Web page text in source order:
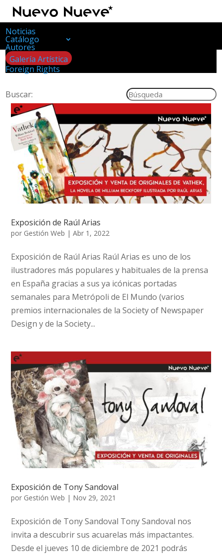
Noticias
Catálogo
Autores
Galería Artística
Foreign Rights
Buscar:
Exposición de Raúl Arias
por Gestión Web |Abr 1, 2022
Exposición de Raúl Arias Raúl Arias es uno de los
ilustradores más populares y habituales de la prensa
en España gracias a sus ya icónicas portadas
semanales para Metrópoli de El Mundo (varios
premios internacionales de la Society of Newspaper
Design y de la Society...
Exposición de Tony Sandoval
por Gestión Web | Nov 29, 2021
Exposición de Tony Sandoval Tony Sandoval nos
invita a descubrir sus acuarelas más impactantes.
Desde el jueves 10 de diciembre de 2021 podrás